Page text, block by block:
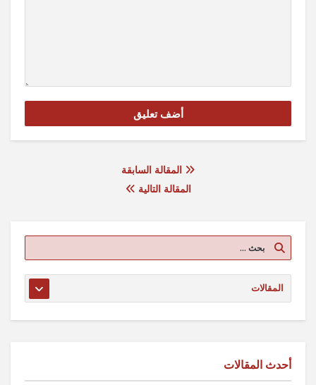
المقالة السابقة
المقالة التالية
أحدث المقالات